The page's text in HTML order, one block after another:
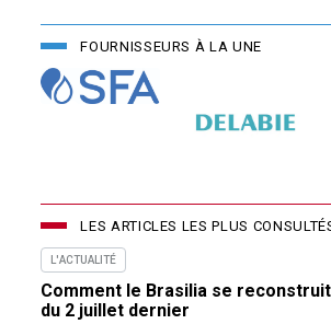
FOURNISSEURS À LA UNE
LES ARTICLES LES PLUS
L'ACTUALITÉ
Comment le Brasilia se
du 2 juillet dernier